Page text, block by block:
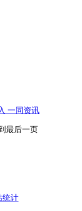
一同资讯
最后一页
统计